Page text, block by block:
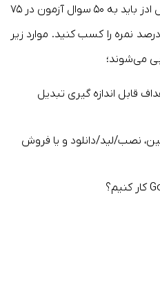
برای دریافت مدرک سنجش گوگل ادز باید به ۵۰ سوال آزمون در ۷۵
دقیقه پاسخ دهید و حداقل ۸۰ درصد نمره را کسب کنید. موارد زیر
می‌شوند؛
قابل اندازه گیری تبدیل
نصب/لید/دانلود و یا فروش